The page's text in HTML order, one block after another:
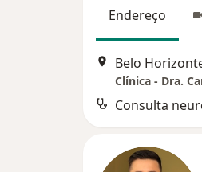
Endereço
Belo
Consulta